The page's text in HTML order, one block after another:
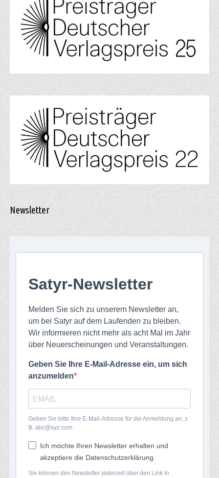
Newsletter
Satyr-Newsletter
Melden Sie sich zu unserem Newsletter an,
um bei Satyr auf dem Laufenden zu bleiben.
Wir informieren nicht mehr als acht Mal im Jahr
über Neuerscheinungen und Veranstaltungen.
Geben Sie Ihre E-Mail-Adresse ein, um sich
anzumelden
Geben Sie bitte Ihre E-Mail-Adresse für die Anmeldung an, z.
B. abc@xyz.com.
Ich möchte Ihren Newsletter erhalten und
akzeptiere die Datenschutzerklärung.
Sie können den Newsletter jederzeit über den Link in